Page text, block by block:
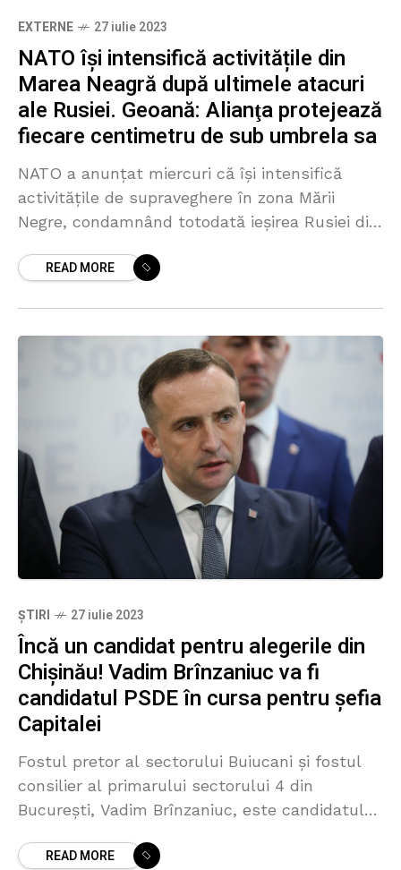
EXTERNE 27 iulie 2023
NATO își intensifică activitățile din
Marea Neagră după ultimele atacuri
ale Rusiei. Geoană: Alianţa protejează
fiecare centimetru de sub umbrela sa
NATO a anunțat miercuri că își intensifică
activitățile de supraveghere în zona Mării
Negre, condamnând totodată ieșirea Rusiei din
porturile ucrainene. Anunțul a fost
READ MORE
ȘTIRI 27 iulie 2023
Încă un candidat pentru alegerile din
Chișinău! Vadim Brînzaniuc va fi
candidatul PSDE în cursa pentru șefia
Capitalei
Fostul pretor al sectorului Buiucani și fostul
consilier al primarului sectorului 4 din
București, Vadim Brînzaniuc, este candidatul
pentru funcția de primar al Chișinăului.
READ MORE